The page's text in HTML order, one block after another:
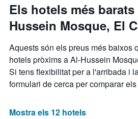
Els hotels més
Hussein Mosque, El
Aquests són els preus més baixos
hotels pròxims a Al-Hussein
Si tens flexibilitat per a l'arribada i
formulari de cerca per comparar
Mostra els 12 hotels